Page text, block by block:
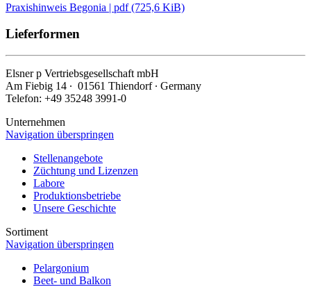
Praxishinweis Begonia | pdf (725,6 KiB)
Lieferformen
Elsnerp Vertriebsgesellschaft mbH
Am Fiebig 14 ∙ 01561 Thiendorf ∙ Germany
Telefon: +49 35248 3991-0
Unternehmen
Navigation überspringen
Stellenangebote
Züchtung und Lizenzen
Labore
Produktionsbetriebe
Unsere Geschichte
Sortiment
Navigation überspringen
Pelargonium
Beet- und Balkon